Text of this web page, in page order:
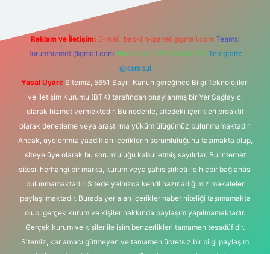
Reklam ve İletişim: E-mail: backlinkpaneli@gmail.com Teams:
forumhizmeti@gmail.com Whatsapp: 0262 606 0 726 Telegram:
@karabul
Yasal Uyarı: Sitemiz, 5651 Sayılı Kanun gereğince Bilgi Teknolojileri
ve İletişim Kurumu (BTK) tarafından onaylanmış bir Yer Sağlayıcı
olarak hizmet vermektedir. Bu nedenle, sitedeki içerikleri proaktif
olarak denetleme veya araştırma yükümlülüğümüz bulunmamaktadır.
Ancak, üyelerimiz yazdıkları içeriklerin sorumluluğunu taşımakta olup,
siteye üye olarak bu sorumluluğu kabul etmiş sayılırlar. Bu internet
sitesi, herhangi bir marka, kurum veya şahıs şirketi ile hiçbir bağlantısı
bulunmamaktadır. Sitede yalnızca kendi hazırladığımız makaleler
paylaşılmaktadır. Burada yer alan içerikler haber niteliği taşımamakta
olup, gerçek kurum ve kişiler hakkında paylaşım yapılmamaktadır.
Gerçek kurum ve kişiler ile isim benzerlikleri tamamen tesadüfidir.
Sitemiz, kar amacı gütmeyen ve tamamen ücretsiz bir bilgi paylaşım